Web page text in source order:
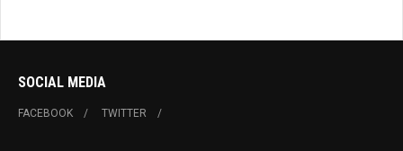
SOCIAL MEDIA
FACEBOOK TWITTER